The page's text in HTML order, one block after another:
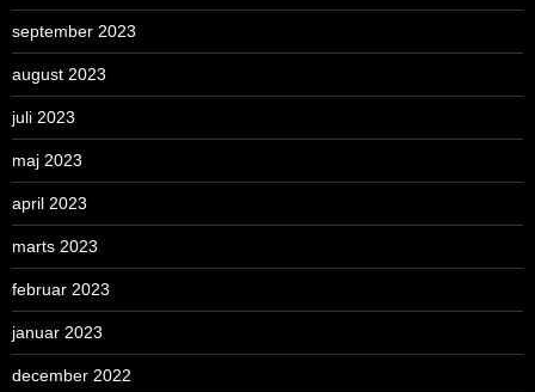
september 2023
august 2023
juli 2023
maj 2023
april 2023
marts 2023
februar 2023
januar 2023
december 2022